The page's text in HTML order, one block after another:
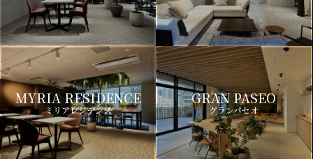
MYRIA RESIDENCE
ミリアレジデンス
GRAN PASEO
グランパセオ